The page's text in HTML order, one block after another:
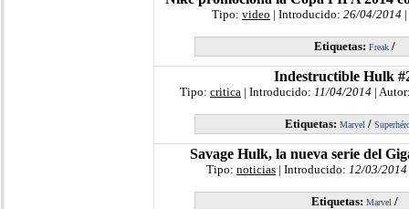
Tipo: video | Introducido: 26/04/2014
Etiquetas: Freak/
Indestructible Hulk
Tipo: critica | Introducido: 11/04/2014 |
Etiquetas: Marvel/
Savage Hulk, la nueva serie del
Tipo: noticias | Introducido: 12/03/2014
Etiquetas: Marvel/